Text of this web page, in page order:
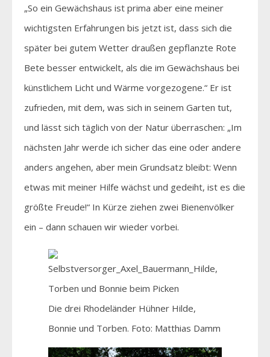
„So ein Gewächshaus ist prima aber eine meiner
wichtigsten Erfahrungen bis jetzt ist, dass sich die
später bei gutem Wetter draußen gepflanzte Rote
Bete besser entwickelt, als die im Gewächshaus bei
künstlichem Licht und Wärme vorgezogene.“ Er ist
zufrieden, mit dem, was sich in seinem Garten tut,
und lässt sich täglich von der Natur überraschen: „Im
nächsten Jahr werde ich sicher das eine oder andere
anders angehen, aber mein Grundsatz bleibt: Wenn
etwas mit meiner Hilfe wächst und gedeiht, ist es die
größte Freude!“ In Kürze ziehen zwei Bienenvölker
ein – dann schauen wir wieder vorbei.
Die drei Rhodeländer Hühner Hilde,
Bonnie und Torben. Foto: Matthias Damm